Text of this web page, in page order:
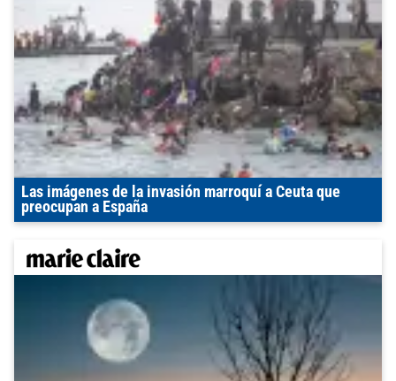
Las imágenes de la invasión marroquí a Ceuta que
preocupan a España